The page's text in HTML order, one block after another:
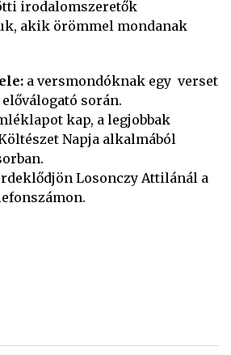
irodalomszeretők
akik örömmel mondanak
a versmondóknak egy verset
során.
kap, a legjobbak
Napja alkalmából
Losonczy Attilánál a